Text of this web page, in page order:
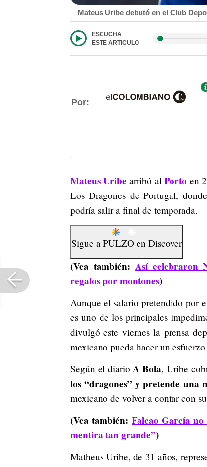
Mateus Uribe debutó en el Club
ESCUCHA
ESTE ARTICULO
Por:
Mateus Uribe arribó alPorto en
Los Dragones de Portugal, donde
podría salir a final de temporada.
Sigue a PULZO en Discover
(Vea también: Así celebraron
regalos por montones)
Aunque el salario pretendido por
es uno de los principales
divulgó este viernes la prensa
mexicano pueda hacer un
Según el diario A Bola, Uribe
los “dragones” y pretende una
mexicano de volver a contar con
(Vea también: Falcao García no
mentira tan grande”)
Matheus Uribe, de 31 años,